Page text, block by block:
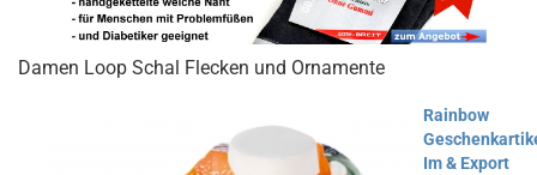
Damen Loop Schal Flecken und Ornamente
Rainbow
Im & Export